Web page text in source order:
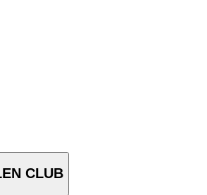
CLUB